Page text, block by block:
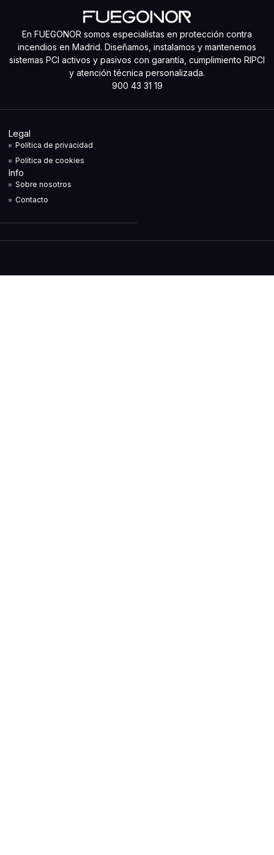
En FUEGONOR somos especialistas en protección contra
incendios en Madrid. Diseñamos, instalamos y mantenemos
sistemas PCI activos y pasivos con garantía, cumplimiento RIPCI
y atención técnica personalizada.
900 43 31 19
Legal
Política de privacidad
Política de cookies
Info
Sobre nosotros
Contacto